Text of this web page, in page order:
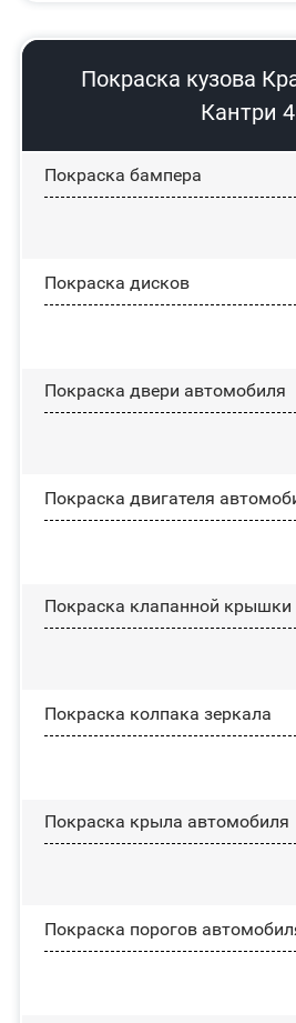
Покраска кузова
Кантри 4
Покраска бампера
Покраска дисков
Покраска двери автомобиля
Покраска двигателя
Покраска клапанной крышки
Покраска колпака зеркала
Покраска крыла автомобиля
Покраска порогов